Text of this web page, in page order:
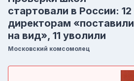
стартовали в России: 12
директорам «поставили
на вид», 11 уволили
Московский комсомолец